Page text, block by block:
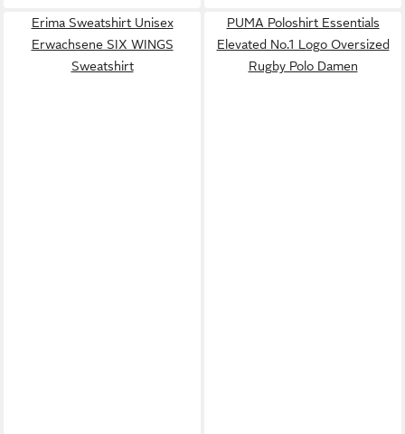
Erima Sweatshirt Unisex
Erwachsene SIX WINGS
Sweatshirt
PUMA Poloshirt Essentials
Elevated No.1 Logo Oversized
Rugby Polo Damen